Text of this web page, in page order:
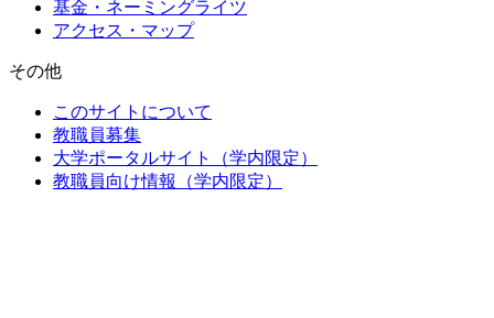
基金・ネーミングライツ
アクセス・マップ
その他
このサイトについて
教職員募集
大学ポータルサイト（学内限定）
教職員向け情報（学内限定）